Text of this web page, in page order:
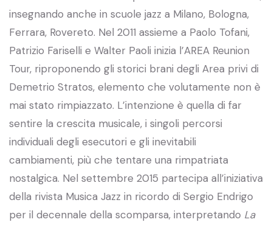
insegnando anche in scuole jazz a Milano, Bologna,
Ferrara, Rovereto. Nel 2011 assieme a Paolo Tofani,
Patrizio Fariselli e Walter Paoli inizia l’AREA Reunion
Tour, riproponendo gli storici brani degli Area privi di
Demetrio Stratos, elemento che volutamente non è
mai stato rimpiazzato. L’intenzione è quella di far
sentire la crescita musicale, i singoli percorsi
individuali degli esecutori e gli inevitabili
cambiamenti, più che tentare una rimpatriata
nostalgica. Nel settembre 2015 partecipa all’iniziativa
della rivista Musica Jazz in ricordo di Sergio Endrigo
per il decennale della scomparsa, interpretando La